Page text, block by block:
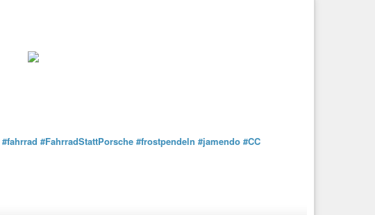
#fahrrad #FahrradStattPorsche #frostpendeln #jamendo #CC